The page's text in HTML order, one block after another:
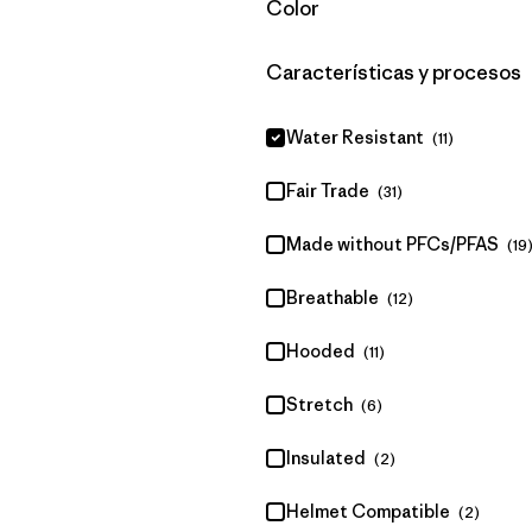
Filtrar por
Color
Filtrar por
Características y procesos
Water Resistant (11)
Fair Trade (31)
Made without PFCs/PFAS (19)
Breathable (12)
Hooded (11)
Stretch (6)
Insulated (2)
Helmet Compatible (2)